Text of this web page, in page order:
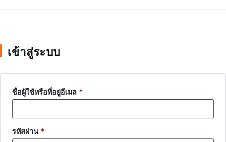
เข้าสู่ระบบ
ชื่อผู้ใช้หรือที่อยู่อีเมล *
รหัสผ่าน *